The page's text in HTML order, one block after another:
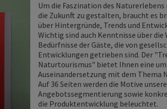
Um die Faszination des
die Zukunft zu gestalten, braucht es
über Hintergründe, Trends und
Wichtig sind auch Kenntnisse über die
Bedürfnisse der Gäste, die von
Entwicklungen getrieben sind. Der
Naturtourismus" bietet Ihnen eine
Auseinandersetzung mit dem Thema
Auf 36 Seiten werden die Motive
Angebotssegmentierung sowie
die Produktentwicklung beleuchtet.